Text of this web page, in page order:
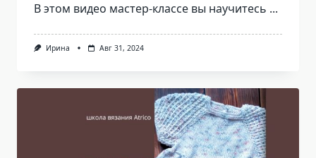
В этом видео мастер-классе вы научитесь ...
Ирина Авг 31, 2024